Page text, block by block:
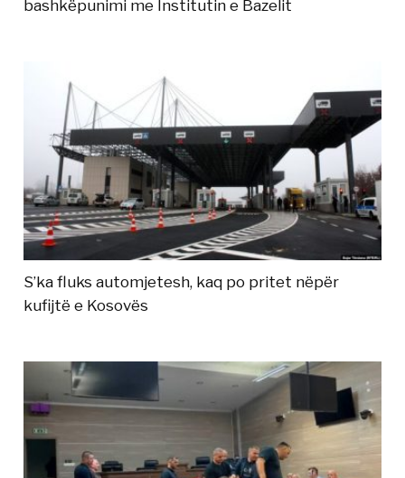
bashkëpunimi me Institutin e Bazelit
S’ka fluks automjetesh, kaq po pritet nëpër
kufijtë e Kosovës